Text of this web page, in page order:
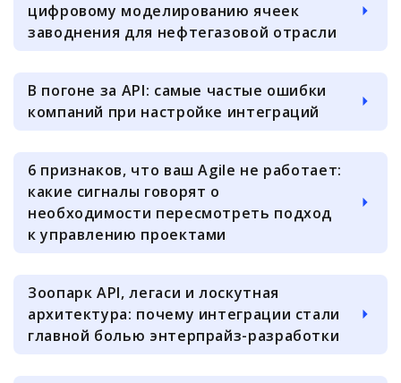
цифровому моделированию ячеек
заводнения для нефтегазовой отрасли
В погоне за API: самые частые ошибки
компаний при настройке интеграций
6 признаков, что ваш Agile не работает:
какие сигналы говорят о
необходимости пересмотреть подход
к управлению проектами
Зоопарк API, легаси и лоскутная
архитектура: почему интеграции стали
главной болью энтерпрайз-разработки